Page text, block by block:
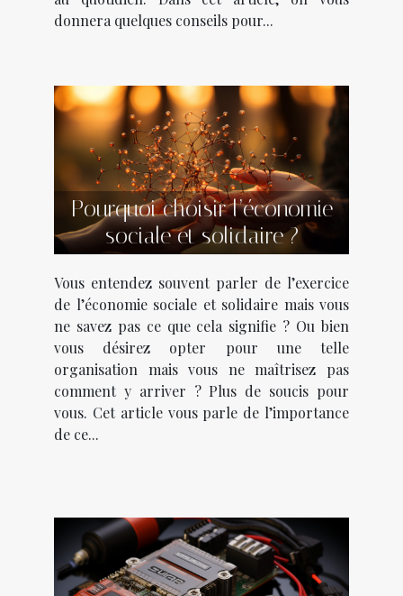
donnera quelques conseils pour...
Pourquoi choisir l’économie
sociale et solidaire ?
Vous entendez souvent parler de l’exercice
de l’économie sociale et solidaire mais vous
ne savez pas ce que cela signifie ? Ou bien
vous désirez opter pour une telle
organisation mais vous ne maîtrisez pas
comment y arriver ? Plus de soucis pour
vous. Cet article vous parle de l’importance
de ce...